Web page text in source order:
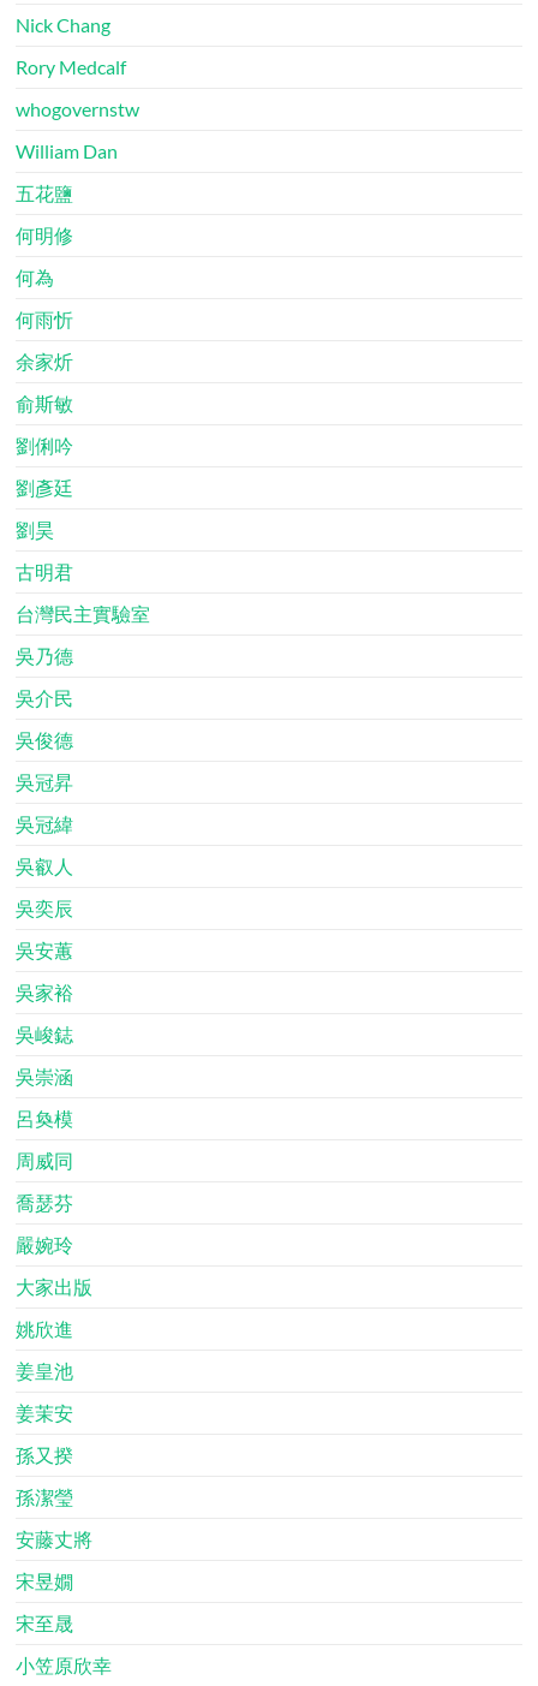
Nick Chang
Rory Medcalf
whogovernstw
William Dan
五花鹽
何明修
何為
何雨忻
余家炘
俞斯敏
劉俐吟
劉彥廷
劉昊
古明君
台灣民主實驗室
吳乃德
吳介民
吳俊德
吳冠昇
吳冠緯
吳叡人
吳奕辰
吳安蕙
吳家裕
吳峻鋕
吳崇涵
呂奐模
周威同
喬瑟芬
嚴婉玲
大家出版
姚欣進
姜皇池
姜茉安
孫又揆
孫潔瑩
安藤丈將
宋昱嫺
宋至晟
小笠原欣幸